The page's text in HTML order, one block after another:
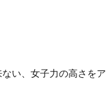
い、女子力の高さをア